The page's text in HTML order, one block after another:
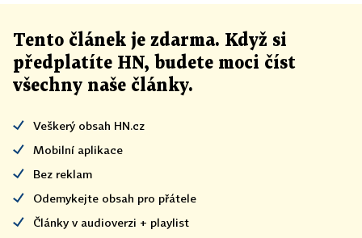
Tento článek je zdarma. Když si
předplatíte HN, budete moci číst
všechny naše články.
Veškerý obsah HN.cz
Mobilní aplikace
Bez reklam
Odemykejte obsah pro přátele
Články v audioverzi + playlist